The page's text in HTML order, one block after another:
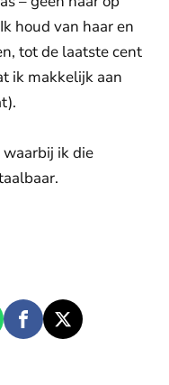
houd van haar en
tot de laatste cent
ik makkelijk aan
ik die